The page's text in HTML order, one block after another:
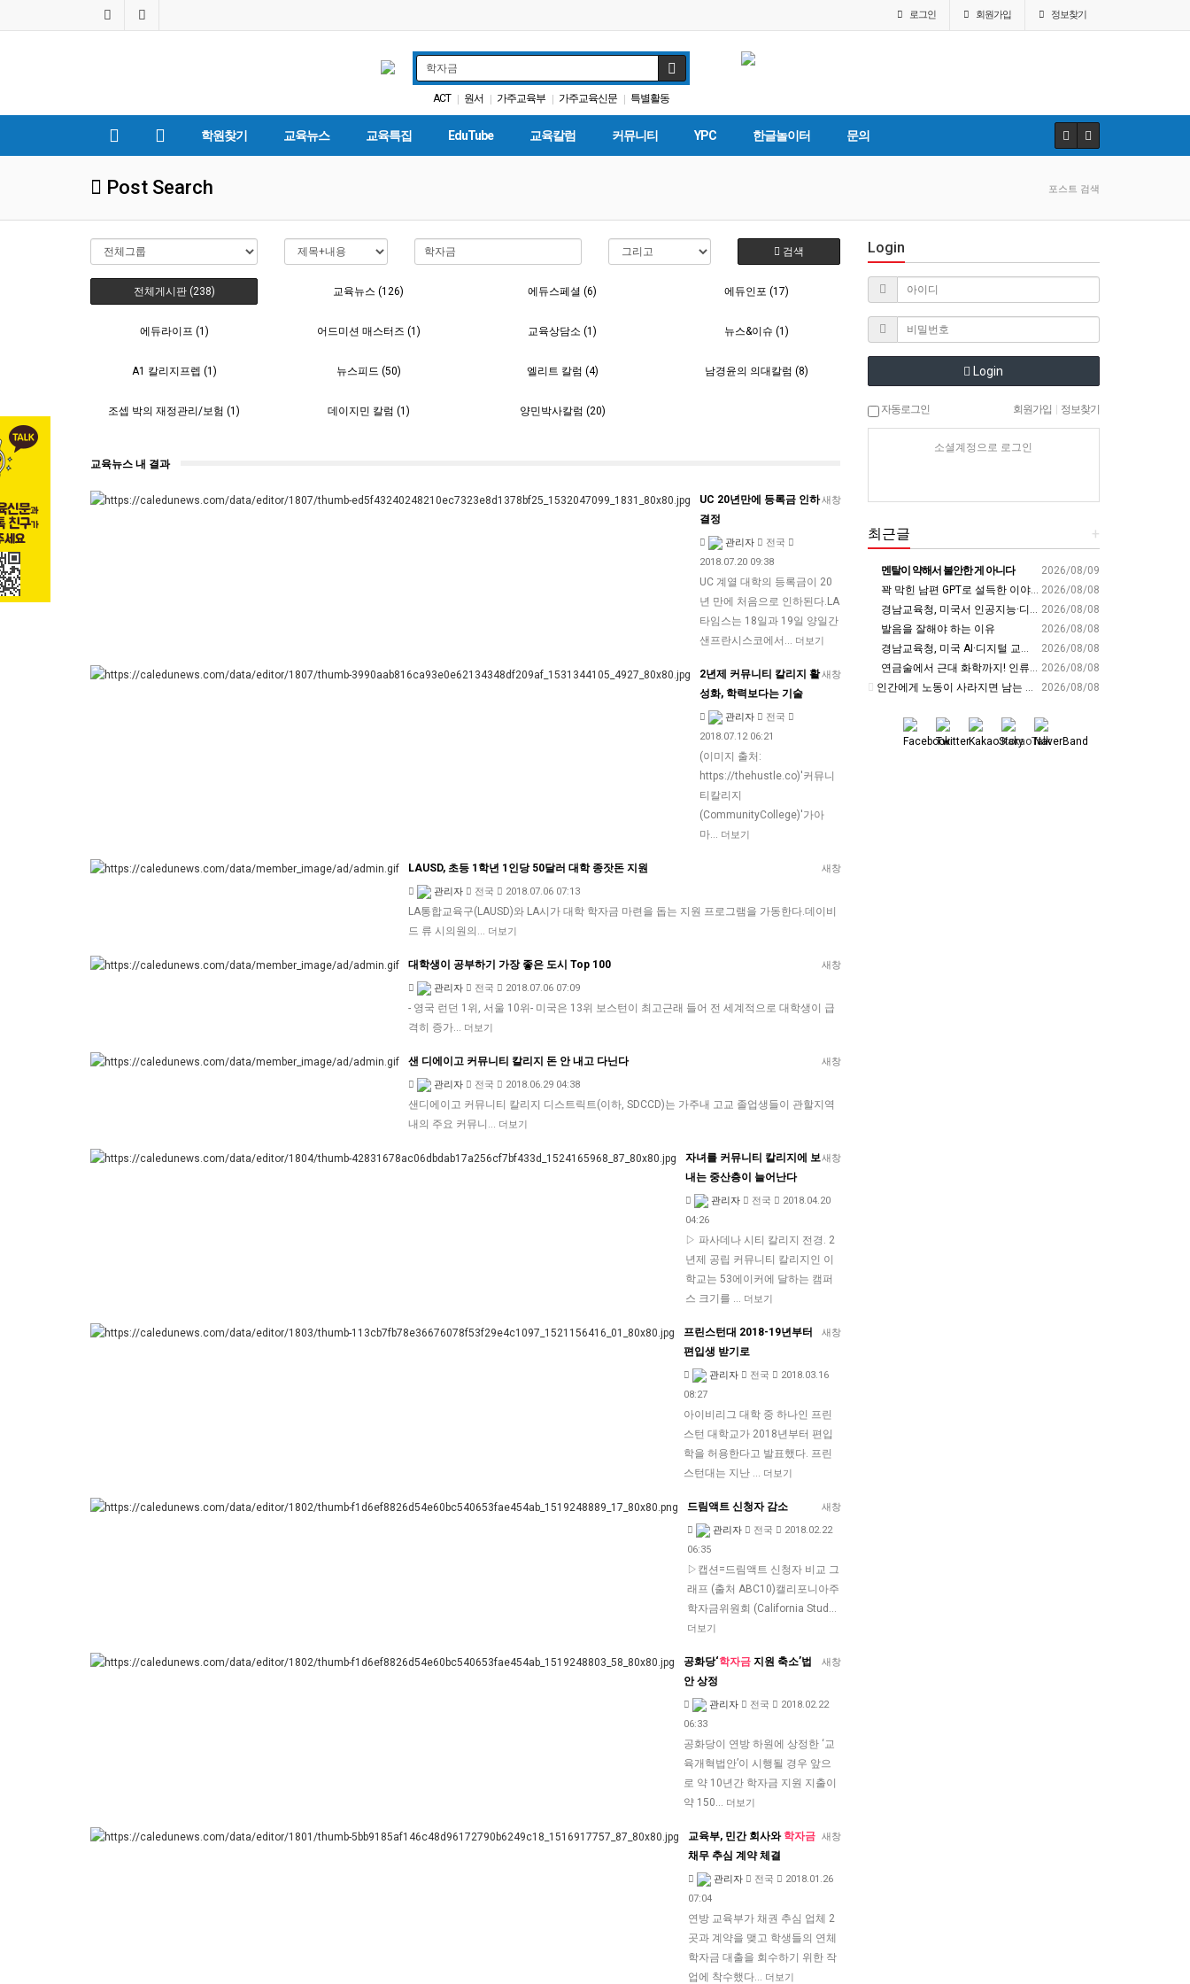
로그인 회원가입 정보찾기
ACT | 원서 | 가주교육부 | 가주교육신문 | 특별활동
| 교육구 | 캘리포니아 교육부 | 대학원 | 휴교 | 에세이
학원찾기 교육뉴스 교육특집 EduTube 교육칼럼 커뮤니티 YPC 한글놀이터 문의
Post Search 포스트 검색
검색
전체게시판 (238) 교육뉴스 (126) 에듀스페셜 (6) 에듀인포 (17)
에듀라이프 (1) 어드미션 매스터즈 (1) 교육상담소 (1) 뉴스&이슈 (1)
A1 칼리지프렙 (1) 뉴스피드 (50) 엘리트 칼럼 (4) 남경윤의 의대칼럼 (8)
조셉 박의 재정관리/보험 (1) 데이지민 칼럼 (1) 양민박사칼럼 (20)
교육뉴스 내 결과
새창
UC 20년만에 등록금 인하
결정
관리자
전국
2018.07.20 09:38
UC 계열 대학의 등록금이 20
년 만에 처음으로 인하된다.LA
타임스는 18일과 19일 양일간
샌프란시스코에서… 더보기
새창
2년제 커뮤니티 칼리지 활
성화, 학력보다는 기술
관리자
전국
2018.07.12 06:21
(이미지 출처:
https://thehustle.co)'커뮤니
티칼리지
(CommunityCollege)'가아
마… 더보기
새창
LAUSD, 초등 1학년 1인당 50달러 대학 종잣돈 지원
관리자 전국 2018.07.06 07:13
LA통합교육구(LAUSD)와 LA시가 대학 학자금 마련을 돕는 지원 프로그램을 가동한다.데이비
드 류 시의원의… 더보기
새창
대학생이 공부하기 가장 좋은 도시 Top 100
관리자 전국 2018.07.06 07:09
- 영국 런던 1위, 서울 10위- 미국은 13위 보스턴이 최고근래 들어 전 세계적으로 대학생이 급
격히 증가… 더보기
새창
샌 디에이고 커뮤니티 칼리지 돈 안 내고 다닌다
관리자 전국 2018.06.29 04:38
샌디에이고 커뮤니티 칼리지 디스트릭트(이하, SDCCD)는 가주내 고교 졸업생들이 관할지역
내의 주요 커뮤니… 더보기
새창
자녀를 커뮤니티 칼리지에 보
내는 중산층이 늘어난다
관리자 전국
2018.04.20
04:26
▷ 파사데나 시티 칼리지 전경. 2
년제 공립 커뮤니티 칼리지인 이
학교는 53에이커에 달하는 캠퍼
스 크기를 … 더보기
새창
프린스턴대 2018-19년부터
편입생 받기로
관리자 전국
2018.03.16
08:27
아이비리그 대학 중 하나인 프린
스턴 대학교가 2018년부터 편입
학을 허용한다고 발표했다. 프린
스턴대는 지난 … 더보기
새창
드림액트 신청자 감소
관리자 전국
2018.02.22
06:35
▷캡션=드림액트 신청자 비교 그
래프 (출처 ABC10)캘리포니아주
학자금위원회 (California Stud…
더보기
새창
공화당‘학자금 지원 축소’법
안 상정
관리자 전국
2018.02.22
06:33
공화당이 연방 하원에 상정한 ‘교
육개혁법안’이 시행될 경우 앞으
로 약 10년간 학자금 지원 지출이
약 150… 더보기
새창
교육부, 민간 회사와 학자금
채무 추심 계약 체결
관리자 전국
2018.01.26
07:04
연방 교육부가 채권 추심 업체 2
곳과 계약을 맺고 학생들의 연체
학자금 대출을 회수하기 위한 작
업에 착수했다… 더보기
Login
Login
자동로그인 회원가입 정보찾기
소셜계정으로 로그인
+
최근글
2026/08/09
멘탈이 약해서 불안한 게 아니다
2026/08/08
꽉 막힌 남편 GPT로 설득한 이야기
2026/08/08
경남교육청, 미국서 인공지능·디지털 교육혁신 방안 모색 - 웹이코노미
2026/08/08
발음을 잘해야 하는 이유
2026/08/08
경남교육청, 미국 AI·디지털 교육 현장서 ‘경남형 해법’ 찾는다 - 뉴스프리존
2026/08/08
연금술에서 근대 화학까지! 인류의 운명을 바꾼 위대한 발견 : 생각하는 청소년을 위한 과학 시리즈 2부(feat.박문호 박사)
2026/08/08
인간에게 노동이 사라지면 남는 가치